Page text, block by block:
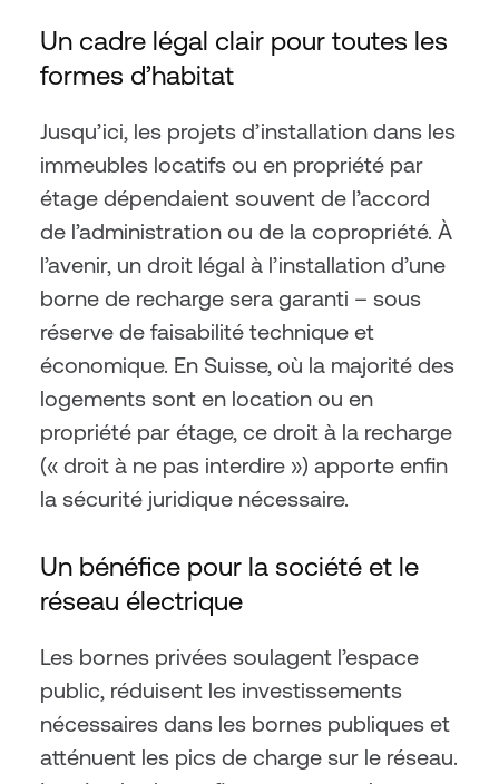
Un cadre légal clair pour toutes les
formes d’habitat
Jusqu’ici, les projets d’installation dans les
immeubles locatifs ou en propriété par
étage dépendaient souvent de l’accord
de l’administration ou de la copropriété. À
l’avenir, un droit légal à l’installation d’une
borne de recharge sera garanti – sous
réserve de faisabilité technique et
économique. En Suisse, où la majorité des
logements sont en location ou en
propriété par étage, ce droit à la recharge
(« droit à ne pas interdire ») apporte enfin
la sécurité juridique nécessaire.
Un bénéfice pour la société et le
réseau électrique
Les bornes privées soulagent l’espace
public, réduisent les investissements
nécessaires dans les bornes publiques et
atténuent les pics de charge sur le réseau.